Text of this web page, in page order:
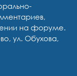
на форуме.
ул. Обухова,